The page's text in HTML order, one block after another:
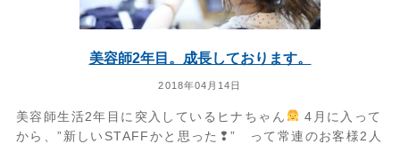
美容師2年目。成長しております。
2018年04月14日
美容師生活2年目に突入しているヒナちゃん
4月に入って
から、”新しいSTAFFかと思った❢” って常連のお客様2人